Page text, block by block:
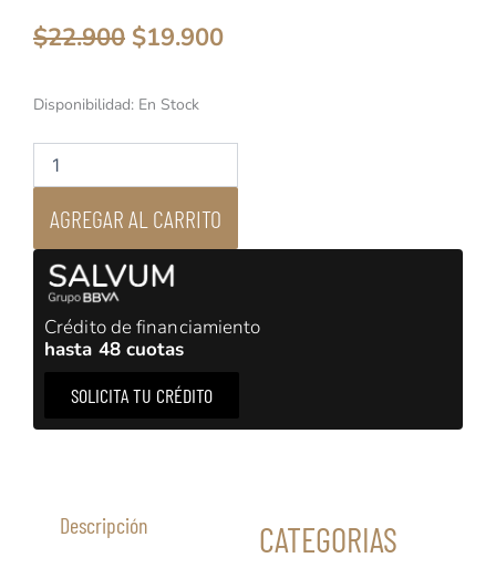
$22.900 El
precio
era:
$19.900El
Disponibilidad: En Stock
Pro-
-
Wash
it
1000ml
Líquido
para
lavadora
vinilos
AGREGAR AL CARRITO
Crédito de financiamiento
hasta 48 cuotas
SOLICITA TU CRÉDITO
Descripción CATEGORIAS